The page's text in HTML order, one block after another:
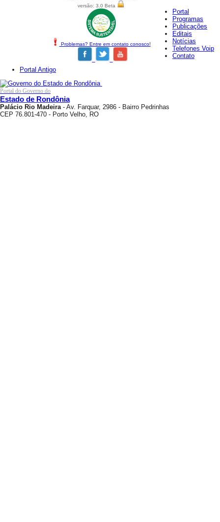
versão: 3.0 Beta
Problemas? Entre em contato conosco!
Portal
Programas
Publicações
Editais
Notícias
Telefones Voip
Contato
Portal Antigo
Portal do Governo do
Estado de Rondônia
Palácio Rio Madeira- Av. Farquar, 2986 - Bairro Pedrinhas
CEP 76.801-470 - Porto Velho, RO